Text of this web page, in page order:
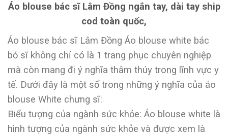
Áo blouse bác sĩ Lâm Đồng ngắn tay, dài tay ship
cod toàn quốc,
Áo blouse bác sĩ Lâm Đồng Áo blouse white bác
bỏ sĩ không chỉ có là 1 trang phục chuyên nghiệp
mà còn mang đi ý nghĩa thâm thúy trong lĩnh vực y
tế. Dưới đây là một số trong những ý nghĩa của áo
blouse White chưng sĩ:
Biểu tượng của ngành sức khỏe: Áo blouse white là
hình tượng của ngành sức khỏe và được xem là